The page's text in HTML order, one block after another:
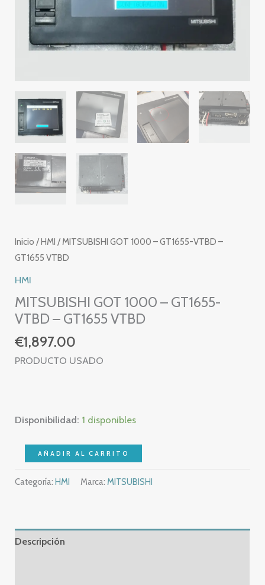
Inicio /HMI / MITSUBISHI GOT 1000 – GT1655-VTBD –
GT1655 VTBD
HMI
MITSUBISHI GOT 1000 – GT1655-
VTBD – GT1655 VTBD
€1,897.00
PRODUCTO USADO
Disponibilidad: 1 disponibles
MITSUBISHI
GOT
1000
VTBD
-
AÑADIR AL CARRITO
Categoría:HMI Marca: MITSUBISHI
Descripción